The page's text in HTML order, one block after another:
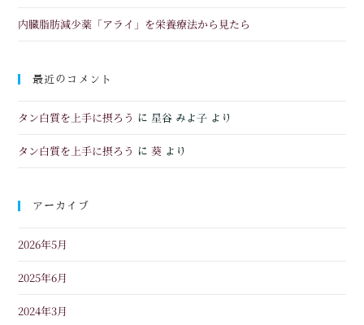
内臓脂肪減少薬「アライ」を栄養療法から見たら
最近のコメント
タン白質を上手に摂ろう に 星谷 みよ子 より
タン白質を上手に摂ろう に葵 より
アーカイブ
2026年5月
2025年6月
2024年3月